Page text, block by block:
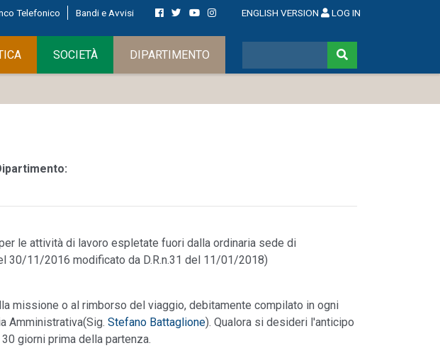
Telefonico Bandi e Avvisi ENGLISH VERSION LOG IN
SOCIETÀ DIPARTIMENTO
le attività di lavoro espletate fuori dalla ordinaria sede di
30/11/2016 modificato da D.R.n.31 del 11/01/2018)
missione o al rimborso del viaggio, debitamente compilato in ogni
Amministrativa(Sig. Stefano Battaglione). Qualora si desideri l'anticipo
giorni prima della partenza.